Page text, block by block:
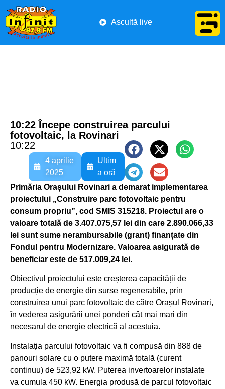
Ascultă live
10:22 Începe construirea parcului
fotovoltaic, la Rovinari
10:22
4 aprilie
2025
Ultim
a oră
Primăria Orașului Rovinari a demarat implementarea
proiectului „Construire parc fotovoltaic pentru
consum propriu”, cod SMIS 315218. Proiectul are o
valoare totală de 3.407.075,57 lei din care 2.890.066,33
lei sunt sume nerambursabile (grant) finanțate din
Fondul pentru Modernizare. Valoarea asigurată de
beneficiar este de 517.009,24 lei.
Obiectivul proiectului este creșterea capacității de
producție de energie din surse regenerabile, prin
construirea unui parc fotovoltaic de către Orașul Rovinari,
în vederea asigurării unei ponderi cât mai mari din
necesarul de energie electrică al acestuia.
Instalația parcului fotovoltaic va fi compusă din 888 de
panouri solare cu o putere maximă totală (curent
continuu) de 523,92 kW. Puterea invertoarelor instalate
va cumula 450 kW. Energia produsă de parcul fotovoltaic